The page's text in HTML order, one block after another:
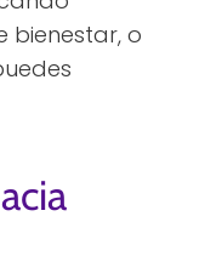
bienestar, o